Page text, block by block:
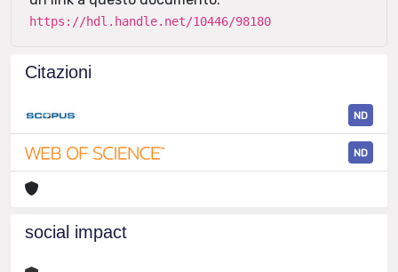
https://hdl.handle.net/10446/98180
Citazioni
ND
ND
social impact